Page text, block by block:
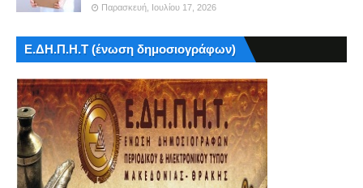
Παρασκευή, Ιουλίου 17, 2026
Ε.ΔΗ.Π.Η.Τ (ένωση δημοσιογράφων)